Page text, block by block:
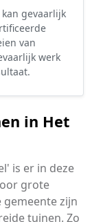
gevaarlijk
van
werk
in Het
is er in deze
grote
zijn
tuinen. Zo